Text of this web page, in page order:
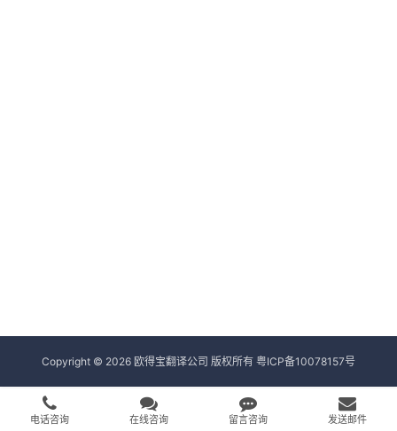
Copyright © 2026 欧得宝翻译公司 版权所有 粤ICP备10078157号
电话咨询 在线咨询 留言咨询 发送邮件